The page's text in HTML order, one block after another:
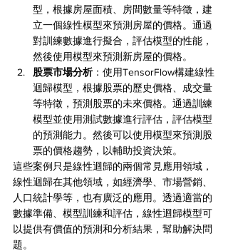
型，根據房屋面積、房間數量等特徵，建
立一個線性模型來預測房屋的價格。通過
對訓練數據進行擬合，評估模型的性能，
然後使用模型來預測新房屋的價格。
股票市場分析：使用TensorFlow構建線性
迴歸模型，根據股票的歷史價格、成交量
等特徵，預測股票的未來價格。通過訓練
模型並使用測試數據進行評估，評估模型
的預測能力。然後可以使用模型來預測股
票的價格趨勢，以輔助投資決策。
這些案例只是線性迴歸的兩個常見應用領域，
線性迴歸在其他領域，如經濟學、市場營銷、
人口統計學等，也有廣泛的應用。透過適當的
數據準備、模型訓練和評估，線性迴歸模型可
以提供有價值的預測和分析結果，幫助解決問
題。